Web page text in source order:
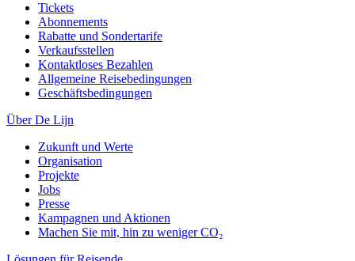
Tickets
Abonnements
Rabatte und Sondertarife
Verkaufsstellen
Kontaktloses Bezahlen
Allgemeine Reisebedingungen
Geschäftsbedingungen
Über De Lijn
Zukunft und Werte
Organisation
Projekte
Jobs
Presse
Kampagnen und Aktionen
Machen Sie mit, hin zu weniger CO₂